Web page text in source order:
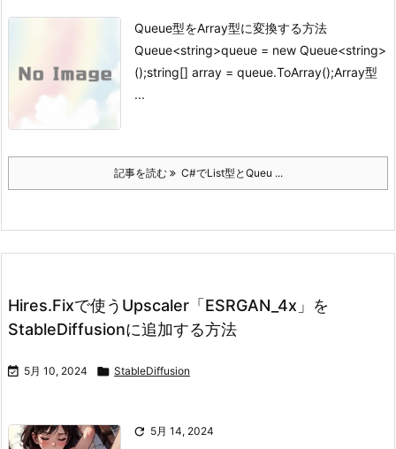
Queue型をArray型に変換する方法
Queue<string>queue = new Queue<string>
();string[] array = queue.ToArray();Array型
...
記事を読む C#でList型とQueu ...
Hires.Fixで使うUpscaler「ESRGAN_4x」を
StableDiffusionに追加する方法
 5月 10, 2024  StableDiffusion
 5月 14, 2024